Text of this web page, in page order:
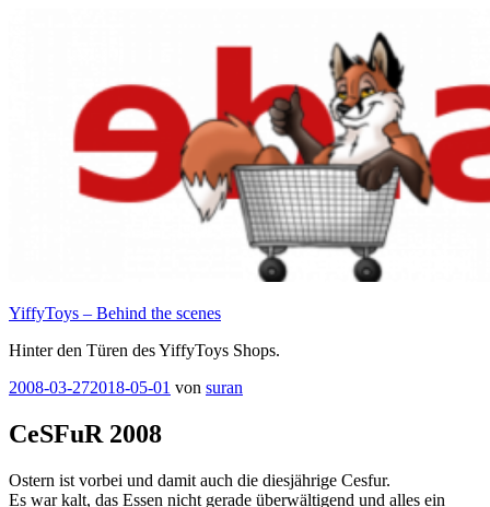
YiffyToys – Behind the scenes
Hinter den Türen des YiffyToys Shops.
Veröffentlicht
2008-03-272018-05-01 von suran
CeSFuR 2008
Ostern ist vorbei und damit auch die diesjährige Cesfur.
Es war kalt, das Essen nicht gerade überwältigend und alles ein